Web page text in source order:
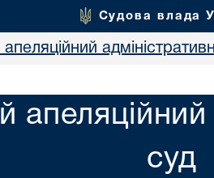
Судова влада
апеляційний
суд